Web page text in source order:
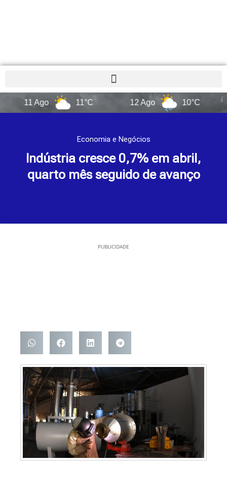
11°C 10°C
Economia e Negócios
Indústria cresce 0,7% em abril,
quarto mês seguido de avanço
PUBLICIDADE